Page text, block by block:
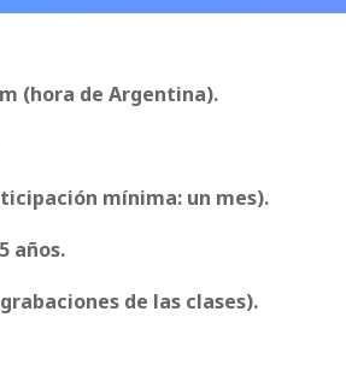
(hora de Argentina).
mínima: un mes).
años.
de las clases).